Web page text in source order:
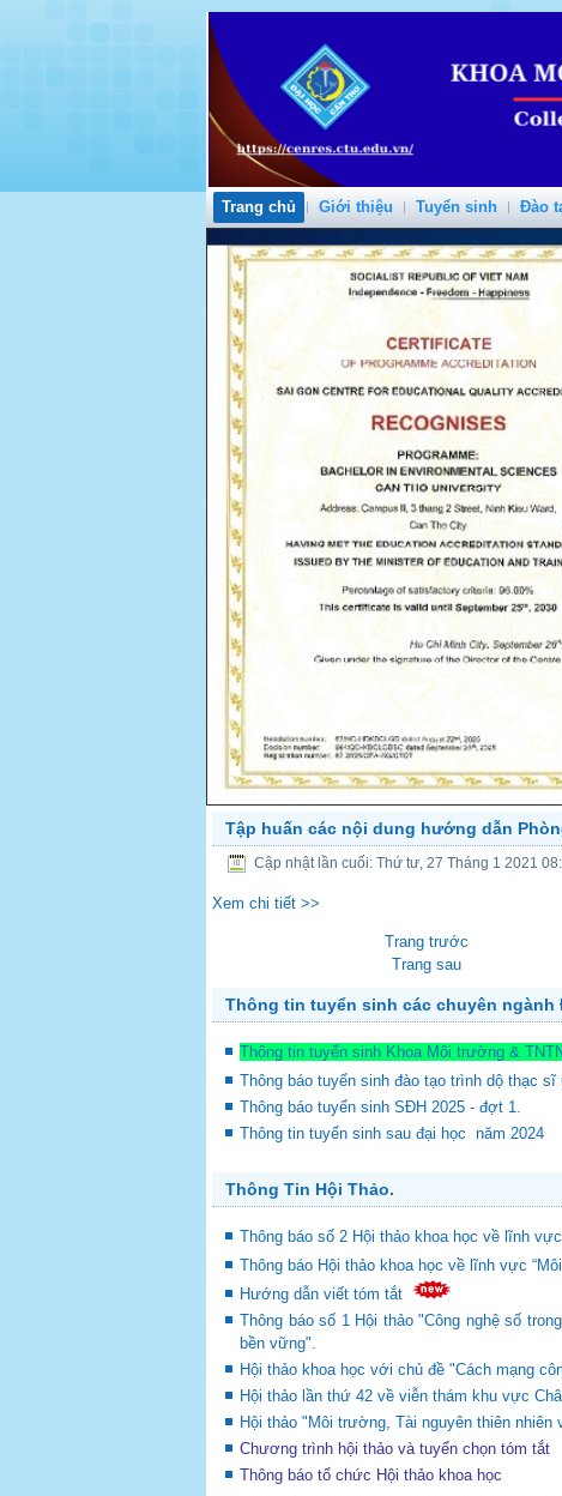
Trang chủ Giới thiệu Tuyển sinh Đào
Tập huấn các nội dung hướng dẫn
Cập nhật lần cuối: Thứ tư, 27 Tháng 1 2021
Xem chi tiết >>
Trang trước
Trang sau
Thông tin tuyển sinh các chuyên ngành
Thông tin tuyển sinh Khoa Môi trường &
Thông báo tuyển sinh đào tạo trình dộ thạc sĩ
Thông báo tuyển sinh SĐH 2025 - đợt 1.
Thông tin tuyển sinh sau đại học năm 2024
Thông Tin Hội Thảo.
Thông báo số 2 Hội thảo khoa học về lĩnh
Thông báo Hội thảo khoa học về lĩnh vực
Hướng dẫn viết tóm tắt
Thông báo số 1 Hội thảo "Công nghệ số
bền vững".
Hội thảo khoa học với chủ đề "Cách mạng
Hội thảo lần thứ 42 về viễn thám khu vực
Hội thảo "Môi trường, Tài nguyên thiên nhiên
Chương trình hội thảo và tuyển chọn tóm tắt
Thông báo tổ chức Hội thảo khoa học